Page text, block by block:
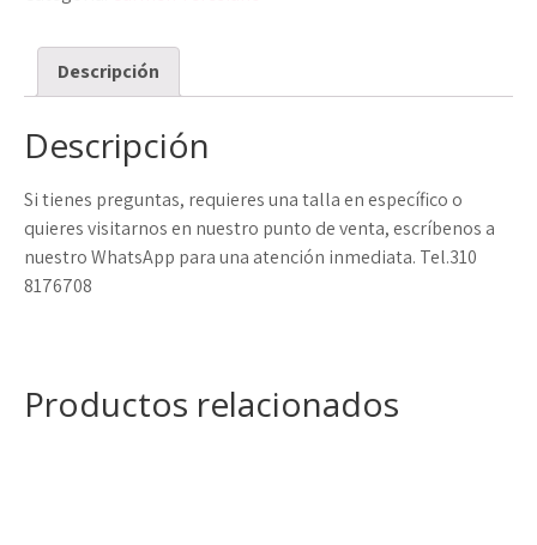
TERESIANO
cantidad
Descripción
Descripción
Si tienes preguntas, requieres una talla en específico o
quieres visitarnos en nuestro punto de venta, escríbenos a
nuestro WhatsApp para una atención inmediata. Tel.310
8176708
Productos relacionados